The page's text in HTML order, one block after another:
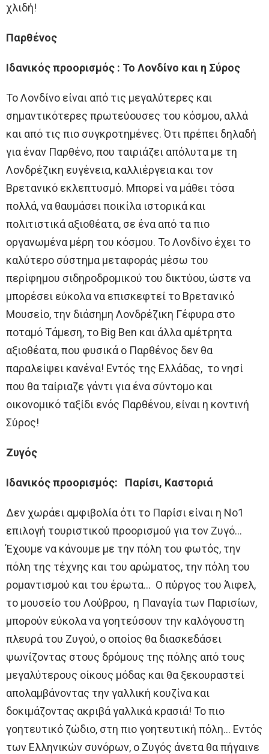
χλιδή!
Παρθένος
Ιδανικός προορισμός : Το Λονδίνο και η Σύρος
Το Λονδίνο είναι από τις μεγαλύτερες και
σημαντικότερες πρωτεύουσες του κόσμου, αλλά
και από τις πιο συγκροτημένες. Ότι πρέπει δηλαδή
για έναν Παρθένο, που ταιριάζει απόλυτα με τη
Λονδρέζικη ευγένεια, καλλιέργεια και τον
Βρετανικό εκλεπτυσμό. Μπορεί να μάθει τόσα
πολλά, να θαυμάσει ποικίλα ιστορικά και
πολιτιστικά αξιοθέατα, σε ένα από τα πιο
οργανωμένα μέρη του κόσμου. Το Λονδίνο έχει το
καλύτερο σύστημα μεταφοράς μέσω του
περίφημου σιδηροδρομικού του δικτύου, ώστε να
μπορέσει εύκολα να επισκεφτεί το Βρετανικό
Μουσείο, την διάσημη Λονδρέζικη Γέφυρα στο
ποταμό Τάμεση, το Big Ben και άλλα αμέτρητα
αξιοθέατα, που φυσικά ο Παρθένος δεν θα
παραλείψει κανένα! Εντός της Ελλάδας, το νησί
που θα ταίριαζε γάντι για ένα σύντομο και
οικονομικό ταξίδι ενός Παρθένου, είναι η κοντινή
Σύρος!
Ζυγός
Ιδανικός προορισμός: Παρίσι, Καστοριά
Δεν χωράει αμφιβολία ότι το Παρίσι είναι η Νο1
επιλογή τουριστικού προορισμού για τον Ζυγό…
Έχουμε να κάνουμε με την πόλη του φωτός, την
πόλη της τέχνης και του αρώματος, την πόλη του
ρομαντισμού και του έρωτα… Ο πύργος του Άιφελ,
το μουσείο του Λούβρου, η Παναγία των Παρισίων,
μπορούν εύκολα να γοητεύσουν την καλόγουστη
πλευρά του Ζυγού, ο οποίος θα διασκεδάσει
ψωνίζοντας στους δρόμους της πόλης από τους
μεγαλύτερους οίκους μόδας και θα ξεκουραστεί
απολαμβάνοντας την γαλλική κουζίνα και
δοκιμάζοντας ακριβά γαλλικά κρασιά! Το πιο
γοητευτικό ζώδιο, στη πιο γοητευτική πόλη… Εντός
των Ελληνικών συνόρων, ο Ζυγός άνετα θα πήγαινε